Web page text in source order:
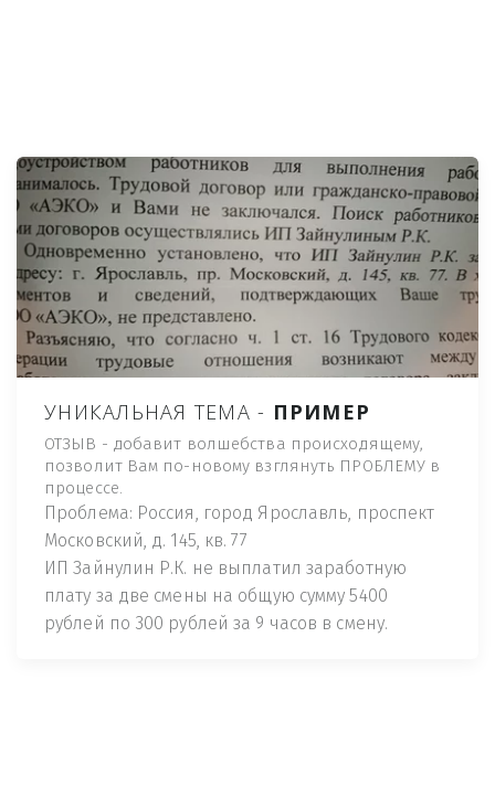
УНИКАЛЬНАЯ ТЕМА - ПРИМЕР
ОТЗЫВ - добавит волшебства происходящему,
позволит Вам по-новому взглянуть ПРОБЛЕМУ в
процессе.
Проблема: Россия, город Ярославль, проспект
Московский, д. 145, кв. 77
ИП Зайнулин Р.К. не выплатил заработную
плату за две смены на общую сумму 5400
рублей по 300 рублей за 9 часов в смену.